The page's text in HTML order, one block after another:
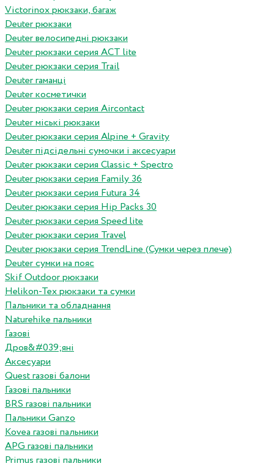
Victorinox рюкзаки, багаж
Deuter рюкзаки
Deuter велосипедні рюкзаки
Deuter рюкзаки серия ACT lite
Deuter рюкзаки серия Trail
Deuter гаманці
Deuter косметички
Deuter рюкзаки серия Aircontact
Deuter міські рюкзаки
Deuter рюкзаки серия Alpine + Gravity
Deuter підсідельні сумочки і аксесуари
Deuter рюкзаки серия Classic + Spectro
Deuter рюкзаки серия Family 36
Deuter рюкзаки серия Futura 34
Deuter рюкзаки серия Hip Packs 30
Deuter рюкзаки серия Speed lite
Deuter рюкзаки серия Travel
Deuter рюкзаки серия TrendLine (Сумки через плече)
Deuter сумки на пояс
Skif Outdoor рюкзаки
Helikon-Tex рюкзаки та сумки
Пальники та обладнання
Naturehike пальники
Газові
Дров&#039;яні
Аксесуари
Quest газові балони
Газові пальники
BRS газові пальники
Пальники Ganzo
Kovea газові пальники
APG газові пальники